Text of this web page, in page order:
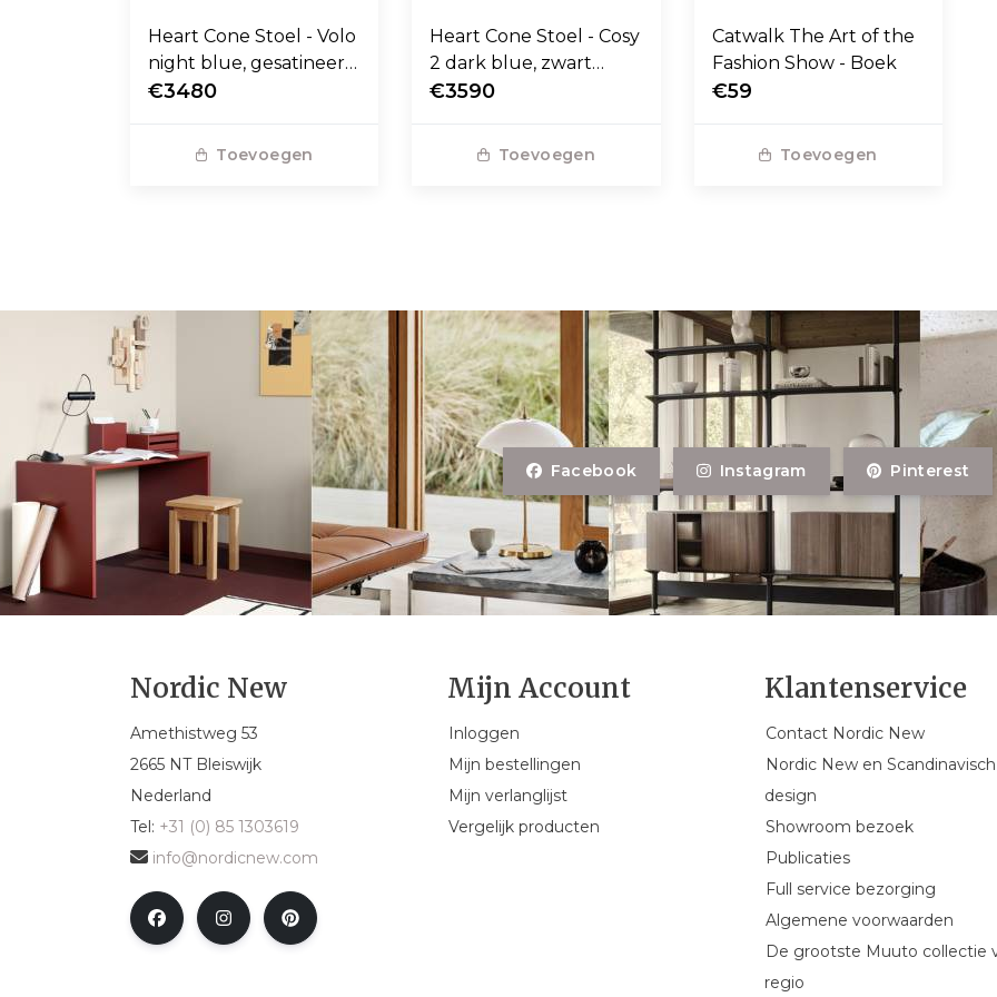
Heart Cone Stoel - Volo
night blue, gesatineerd
RVS voet
€3480
Toevoegen
Heart Cone Stoel - Cosy
2 dark blue, zwart
stalen voet
€3590
Toevoegen
Catwalk The Art of the
Fashion Show - Boek
€59
Toevoegen
Facebook Instagram Pinterest
Nordic New
Amethistweg 53
2665 NT Bleiswijk
Nederland
Tel: +31 (0) 85 1303619
info@nordicnew.com
Mijn Account
Inloggen
Mijn bestellingen
Mijn verlanglijst
Vergelijk producten
Klantenservice
Contact Nordic New
Nordic New en Scandinavisch
design
Showroom bezoek
Publicaties
Full service bezorging
Algemene voorwaarden
De grootste Muuto collectie
regio